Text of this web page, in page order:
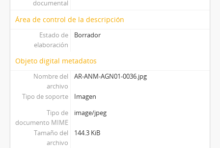
documental
Área de control de la descripción
Estado de
elaboración
Borrador
Objeto digital metadatos
Nombre del
archivo
AR-ANM-AGN01-0036.jpg
Tipo de soporte
Imagen
Tipo de
documento MIME
image/jpeg
Tamaño del
archivo
144.3 KiB